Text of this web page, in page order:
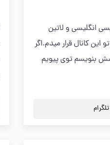
انگلیسی و لاتین
کانال قرار میدم.اگر
بنویسم توی پیویم